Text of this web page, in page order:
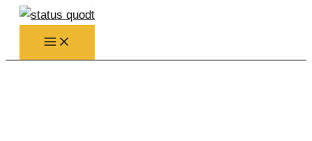
Zum
Inhalt
springen